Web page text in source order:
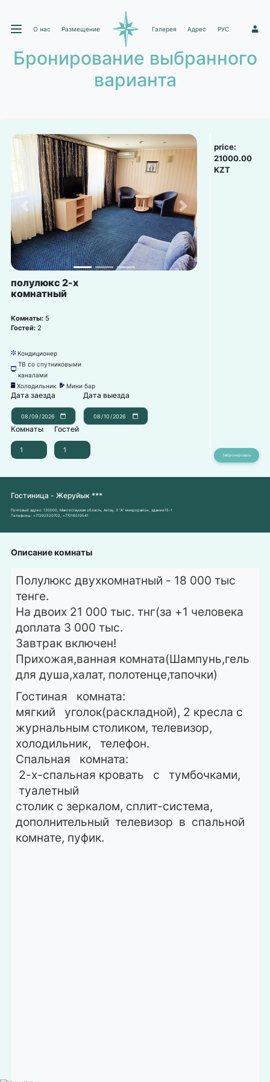
О нас Размещение Галерея Адрес РУС 1
Бронирование выбранного
варианта
Next
полулюкс 2-х
комнатный
Комнаты: 5
Гостей: 2
뀸 Кондиционер
넎
ТВ со спутниковыми
каналами
녒 Холодильник 넕 Мини бар
Дата заезда Дата выезда
Комнаты Гостей
price:
21000.00
KZT
Гостиница - Жеруйык ***
Почтовый адрес: 130000, Мангистауская область, Актау, 3 "А" микрорайон, здание15-1
Телефоны: +77292520702 +77016519541
Описание комнаты